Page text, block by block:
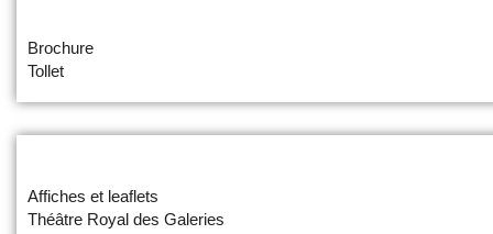
Brochure
Tollet
Affiches et leaflets
Théâtre Royal des Galeries